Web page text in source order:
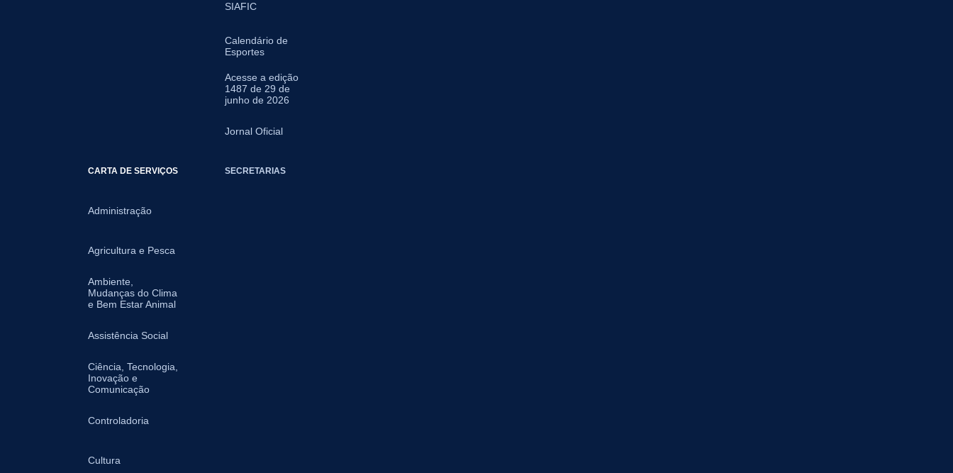
SIAFIC
Calendário de
Esportes
Acesse a edição
1487 de 29 de
junho de 2026
Jornal Oficial
CARTA DE SERVIÇOS
Administração
Agricultura e Pesca
Ambiente,
Mudanças do Clima
e Bem Estar Animal
Assistência Social
Ciência, Tecnologia,
Inovação e
Comunicação
Controladoria
Cultura
SECRETARIAS